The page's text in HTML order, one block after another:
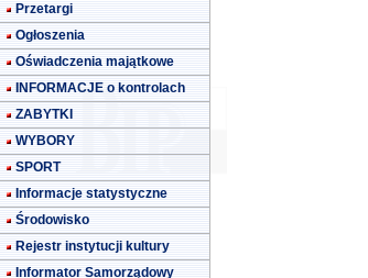
Przetargi
Ogłoszenia
Oświadczenia majątkowe
INFORMACJE o kontrolach
ZABYTKI
WYBORY
SPORT
Informacje statystyczne
Środowisko
Rejestr instytucji kultury
Informator Samorządowy